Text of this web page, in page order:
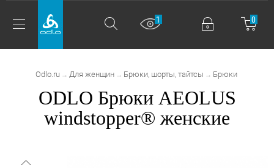
0
1
Odlo.ru → Для женщин → Брюки, шорты, тайтсы → Брюки
ODLO Брюки AEOLUS
windstopper® женские